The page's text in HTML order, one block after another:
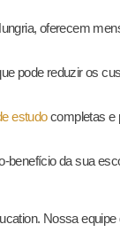
oferecem
pode reduzir os
estudocompletas e
benefício da sua
Nossa equipe